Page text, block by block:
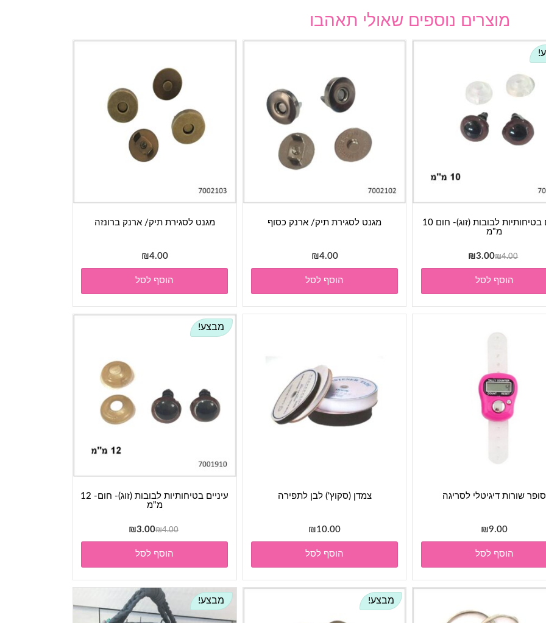
מוצרים נוספים שאולי תאהבו
מגנט לסגירת תיק/ ארנק ברונזה
₪4.00
הוסף לסל
מגנט לסגירת תיק/ ארנק כסוף
₪4.00
הוסף לסל
עיניים בטיחותיות לבובות (זוג)- חום 10
מ"מ
₪4.00
המחיר
המקורי
היה:
₪4.00.
₪3.00
המחיר
הנוכחי
₪3.00.
הוסף לסל
מבצע!
עיניים בטיחותיות לבובות (זוג)- חום- 12
מ"מ
₪4.00
המחיר
המקורי
היה:
₪4.00.
₪3.00
הנוכחי
₪3.00.
הוסף לסל
צמדן (סקוץ') לבן לתפירה
₪10.00
הוסף לסל
סופר שורות דיגיטלי לסריגה
₪9.00
הוסף לסל
מבצע! מבצע!